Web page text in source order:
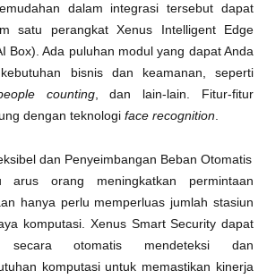
dalam integrasi tersebut dapat
satu perangkat Xenus Intelligent Edge
Box). Ada puluhan modul yang dapat Anda
bisnis dan keamanan, seperti
counting, dan lain-lain. Fitur-fitur
dengan teknologi face recognition
dan Penyeimbangan Beban Otomatis
arus orang meningkatkan permintaan
hanya perlu memperluas jumlah stasiun
komputasi. Xenus Smart Security dapat
secara otomatis mendeteksi dan
komputasi untuk memastikan kinerja